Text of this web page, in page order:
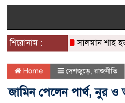
শিরোনাম :
সালমান শাহ হত্যা
Home দেশজুড়ে রাজনীতি
জামিন পেলেন পার্থ, নুর